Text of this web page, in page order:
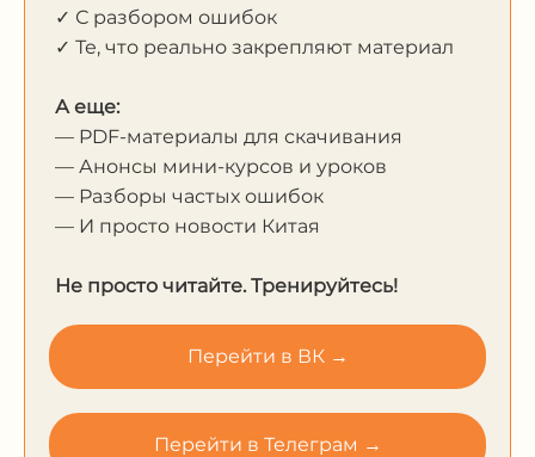
✓ С разбором ошибок
✓ Те, что реально закрепляют материал
А еще:
— PDF-материалы для скачивания
— Анонсы мини-курсов и уроков
— Разборы частых ошибок
— И просто новости Китая
Не просто читайте. Тренируйтесь!
Перейти в ВК →
Перейти в Телеграм →